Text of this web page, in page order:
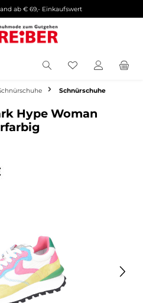
ab € 69,- Einkaufswert
Schnürschuhe
Hype Woman